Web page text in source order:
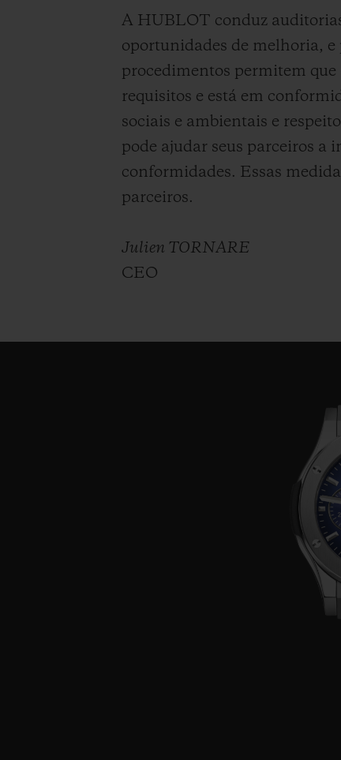
A HUBLOT conduz
oportunidades de melhoria,
procedimentos permitem que
requisitos e está em
sociais e ambientais e
pode ajudar seus parceiros a
conformidades. Essas
parceiros.
Julien TORNARE
CEO